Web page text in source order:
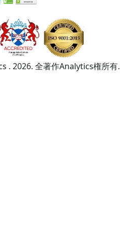
. 2026. 全著作Analytics権所有.